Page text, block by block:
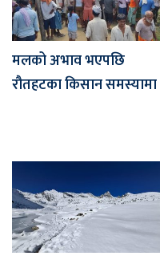
मलको अभाव भएपछि
रौतहटका किसान समस्यामा